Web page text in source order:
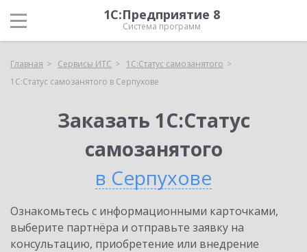
1С:Предприятие 8
Система программ
Главная Сервисы ИТС
1С:Статус самозанятого
1С:Статус самозанятого в Серпухове
Заказать 1С:Статус
самозанятого
в Серпухове
Ознакомьтесь с информационными карточками,
выберите партнёра и отправьте заявку на
консультацию, приобретение или внедрение